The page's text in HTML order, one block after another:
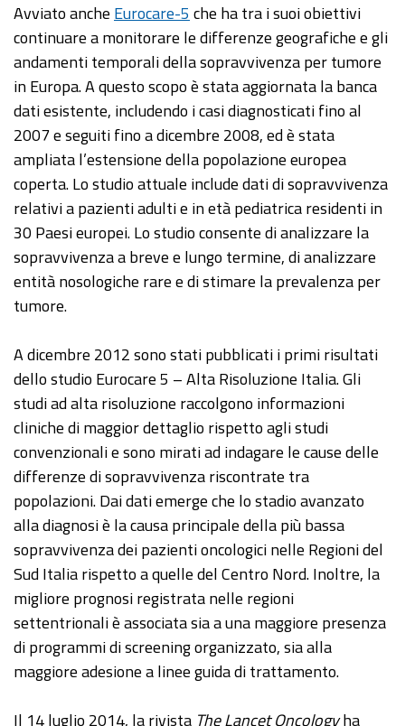
Avviato anche Eurocare-5 che ha tra i suoi obiettivi
continuare a monitorare le differenze geografiche e gli
andamenti temporali della sopravvivenza per tumore
in Europa. A questo scopo è stata aggiornata la banca
dati esistente, includendo i casi diagnosticati fino al
2007 e seguiti fino a dicembre 2008, ed è stata
ampliata l’estensione della popolazione europea
coperta. Lo studio attuale include dati di sopravvivenza
relativi a pazienti adulti e in età pediatrica residenti in
30 Paesi europei. Lo studio consente di analizzare la
sopravvivenza a breve e lungo termine, di analizzare
entità nosologiche rare e di stimare la prevalenza per
tumore.
A dicembre 2012 sono stati pubblicati i primi risultati
dello studio Eurocare 5 – Alta Risoluzione Italia. Gli
studi ad alta risoluzione raccolgono informazioni
cliniche di maggior dettaglio rispetto agli studi
convenzionali e sono mirati ad indagare le cause delle
differenze di sopravvivenza riscontrate tra
popolazioni. Dai dati emerge che lo stadio avanzato
alla diagnosi è la causa principale della più bassa
sopravvivenza dei pazienti oncologici nelle Regioni del
Sud Italia rispetto a quelle del Centro Nord. Inoltre, la
migliore prognosi registrata nelle regioni
settentrionali è associata sia a una maggiore presenza
di programmi di screening organizzato, sia alla
maggiore adesione a linee guida di trattamento.
Il 14 luglio 2014, la rivista The Lancet Oncologyha